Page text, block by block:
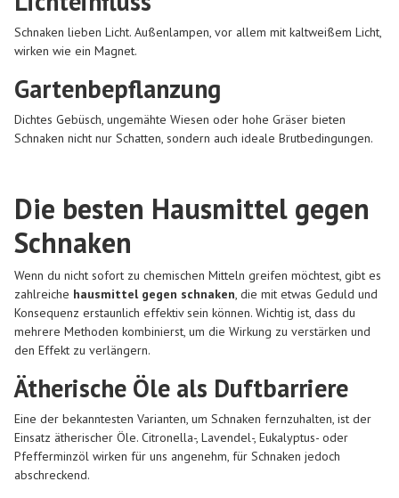
Schnaken lieben Licht. Außenlampen, vor allem mit kaltweißem Licht,
wirken wie ein Magnet.
Gartenbepflanzung
Dichtes Gebüsch, ungemähte Wiesen oder hohe Gräser bieten
Schnaken nicht nur Schatten, sondern auch ideale Brutbedingungen.
Die besten Hausmittel gegen
Schnaken
Wenn du nicht sofort zu chemischen Mitteln greifen möchtest, gibt es
zahlreiche hausmittel gegen schnaken, die mit etwas Geduld und
Konsequenz erstaunlich effektiv sein können. Wichtig ist, dass du
mehrere Methoden kombinierst, um die Wirkung zu verstärken und
den Effekt zu verlängern.
Ätherische Öle als Duftbarriere
Eine der bekanntesten Varianten, um Schnaken fernzuhalten, ist der
Einsatz ätherischer Öle. Citronella-, Lavendel-, Eukalyptus- oder
Pfefferminzöl wirken für uns angenehm, für Schnaken jedoch
abschreckend.